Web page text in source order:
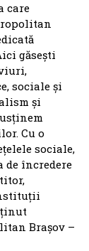
care
găsești
sociale și
și
Cu o
sociale,
de încredere
Brașov –